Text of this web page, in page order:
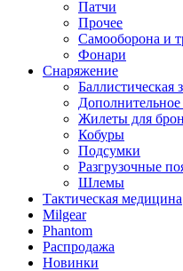
Патчи
Прочее
Самооборона и
Фонари
Снаряжение
Баллистическая
Дополнительное
Жилеты для
Кобуры
Подсумки
Разгрузочные
Шлемы
Тактическая медицина
Milgear
Phantom
Распродажа
Новинки